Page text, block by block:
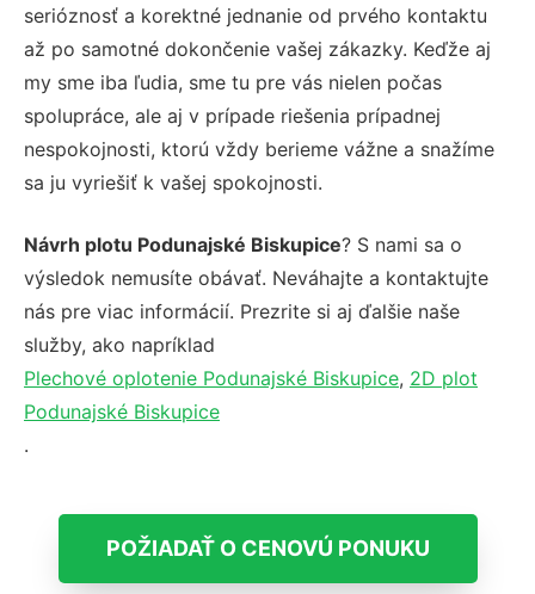
serióznosť a korektné jednanie od prvého kontaktu
až po samotné dokončenie vašej zákazky. Keďže aj
my sme iba ľudia, sme tu pre vás nielen počas
spolupráce, ale aj v prípade riešenia prípadnej
nespokojnosti, ktorú vždy berieme vážne a snažíme
sa ju vyriešiť k vašej spokojnosti.
Návrh plotu Podunajské Biskupice? S nami sa o
výsledok nemusíte obávať. Neváhajte a kontaktujte
nás pre viac informácií. Prezrite si aj ďalšie naše
služby, ako napríklad
Plechové oplotenie Podunajské Biskupice, 2D plot
Podunajské Biskupice
.
POŽIADAŤ O CENOVÚ PONUKU